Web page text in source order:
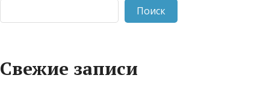
Поиск
Свежие записи